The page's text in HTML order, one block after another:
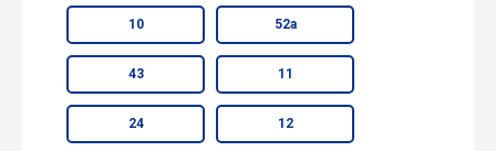
10 52а
43 11
24 12